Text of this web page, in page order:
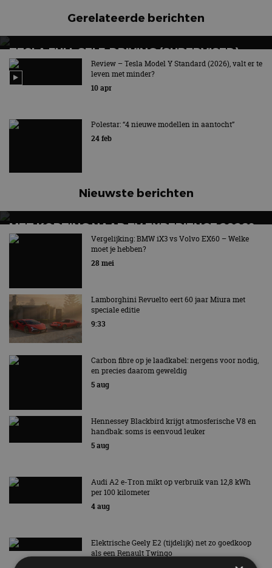
Gerelateerde berichten
TESLA FULL SELF-DRIVING (SUPERVISED):
HET MAG NU IN NEDERLAND!
Nieuw abonnement voor Full Self-Driving: dit kost het
Review – Tesla Model Y Standard (2026), valt er te
leven met minder?
10 apr
Polestar: “4 nieuwe modellen in aantocht”
24 feb
Nieuwste berichten
MET KORTING NAAR EV EXPERIENCE 2026?
AUTORAI REGELT HET!
EV Experience 2026 van 24 tot 26 september
Vergelijking: BMW iX3 vs Volvo EX60 – Welke
moet je hebben?
28 mei
Lamborghini Revuelto eert 60 jaar Miura met
speciale editie
9:33
Carbon fibre op je laadkabel: nergens voor nodig,
en precies daarom geweldig
5 aug
Hennessey Blackbird krijgt atmosferische V8 en
handbak: soms is eenvoud leuker
5 aug
Audi A2 e-Tron mikt op verbruik van 12,8 kWh
per 100 kilometer
4 aug
Elektrische Geely E2 (tijdelijk) net zo goedkoop
als een Renault Twingo